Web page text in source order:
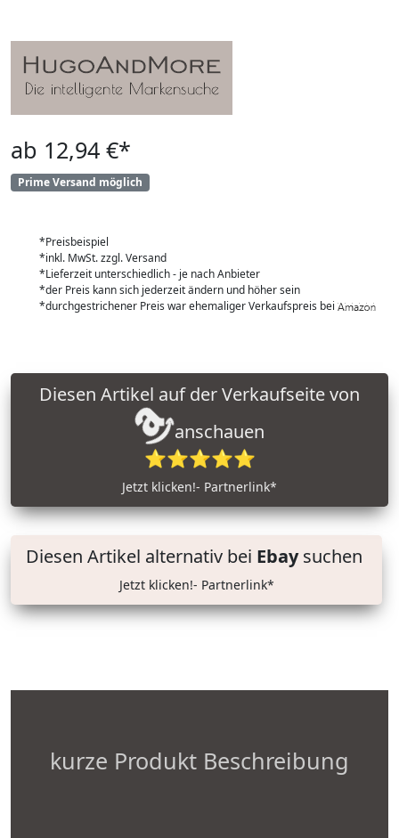
ab 12,94 €*
Prime Versand möglich
*Preisbeispiel
*inkl. MwSt. zzgl. Versand
*Lieferzeit unterschiedlich - je nach Anbieter
*der Preis kann sich jederzeit ändern und höher sein
*durchgestrichener Preis war ehemaliger Verkaufspreis bei
anschauen
⭐⭐⭐⭐⭐
Jetzt klicken!- Partnerlink*
Diesen Artikel alternativ bei Ebaysuchen
Jetzt klicken!- Partnerlink*
kurze Produkt Beschreibung